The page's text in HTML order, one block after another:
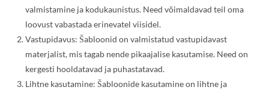
valmistamine ja kodukaunistus. Need võimaldavad teil oma
loovust vabastada erinevatel viisidel.
Vastupidavus: Šabloonid on valmistatud vastupidavast
materjalist, mis tagab nende pikaajalise kasutamise. Need on
kergesti hooldatavad ja puhastatavad.
Lihtne kasutamine: Šabloonide kasutamine on lihtne ja